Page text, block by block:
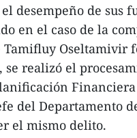
desempeño de sus
en el caso de la
Oseltamivir
realizó el
del Departamento
el mismo delito.